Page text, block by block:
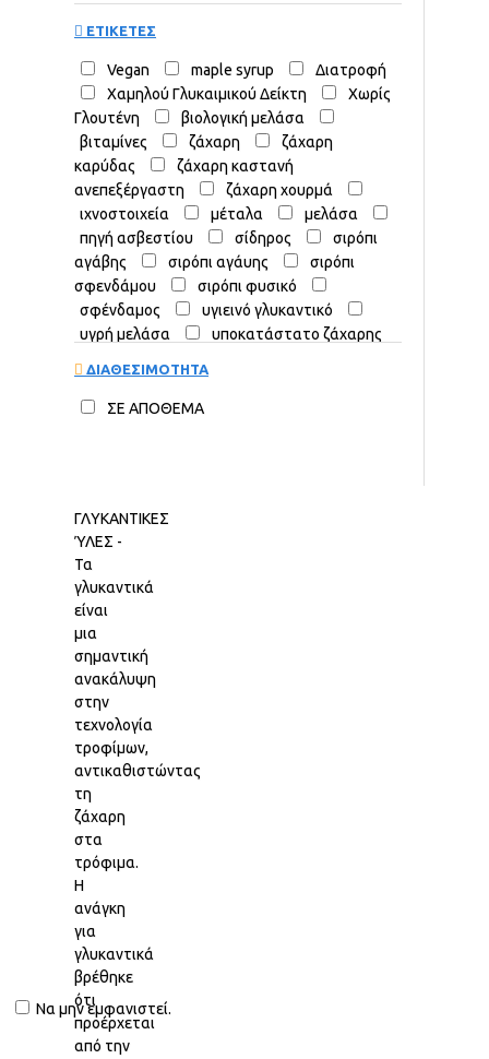
Να μην εμφανιστεί.
ΕΤΙΚΕΤΕΣ
Vegan maple syrup
Διατροφή
Χαμηλού Γλυκαιμικού Δείκτη
Χωρίς
Γλουτένη
βιολογική μελάσα
βιταμίνες
ζάχαρη
ζάχαρη
καρύδας
ζάχαρη καστανή
ανεπεξέργαστη
ζάχαρη χουρμά
ιχνοστοιχεία
μέταλα
μελάσα
πηγή ασβεστίου
σίδηρος
σιρόπι
αγάβης
σιρόπι αγάυης
σιρόπι
σφενδάμου
σιρόπι φυσικό
σφένδαμος
υγιεινό γλυκαντικό
υγρή μελάσα
υποκατάστατο ζάχαρης
χαρουπόμελο
ΔΙΑΘΕΣΙΜΟΤΗΤΑ
ΣΕ ΑΠΟΘΕΜΑ
ΓΛΥΚΑΝΤΙΚΕΣ
ΎΛΕΣ -
Τα
γλυκαντικά
είναι
μια
σημαντική
ανακάλυψη
στην
τεχνολογία
τροφίμων,
αντικαθιστώντας
τη
ζάχαρη
στα
τρόφιμα.
Η
ανάγκη
για
γλυκαντικά
βρέθηκε
ότι
προέρχεται
από την